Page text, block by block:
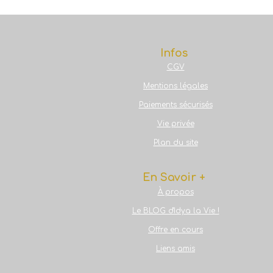
Infos
CGV
Mentions légales
Paiements sécurisés
Vie privée
Plan du site
En Savoir +
À propos
Le BLOG d'Idya la Vie !
Offre en cours
Liens amis